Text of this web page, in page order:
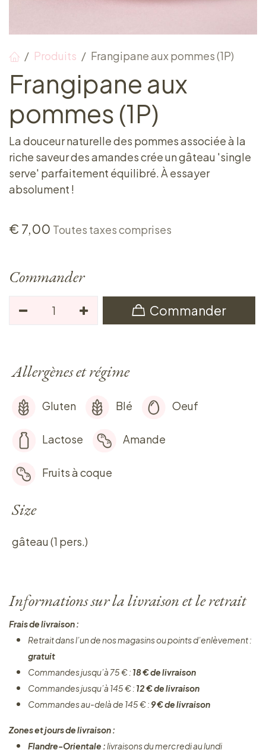
Produits Frangipane aux pommes (1P)
Frangipane aux
pommes (1P)
La douceur naturelle des pommes associée à la
riche saveur des amandes crée un gâteau 'single
serve' parfaitement équilibré. À essayer
absolument !
€ 7,00 Toutes taxes comprises
Commander
Commander
Allergènes et régime
Gluten Blé Oeuf
Lactose Amande
Fruits à coque
Size
gâteau (1 pers.)
Informations sur la livraison et le retrait
Frais de livraison :
Retrait dans l’un de nos magasins ou points d’enlèvement :
gratuit
Commandes jusqu’à 75 € : 18 € de livraison
Commandes jusqu’à 145 € : 12 € de livraison
Commandes au-delà de 145 € : 9 € de livraison
Zones et jours de livraison :
Flandre-Orientale :livraisons du mercredi au lundi